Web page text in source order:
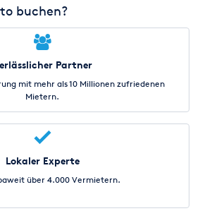
buchen?
Partner
mit mehr als 10 Millionen zufriedenen
Mietern.
Lokaler Experte
über 4.000 Vermietern.